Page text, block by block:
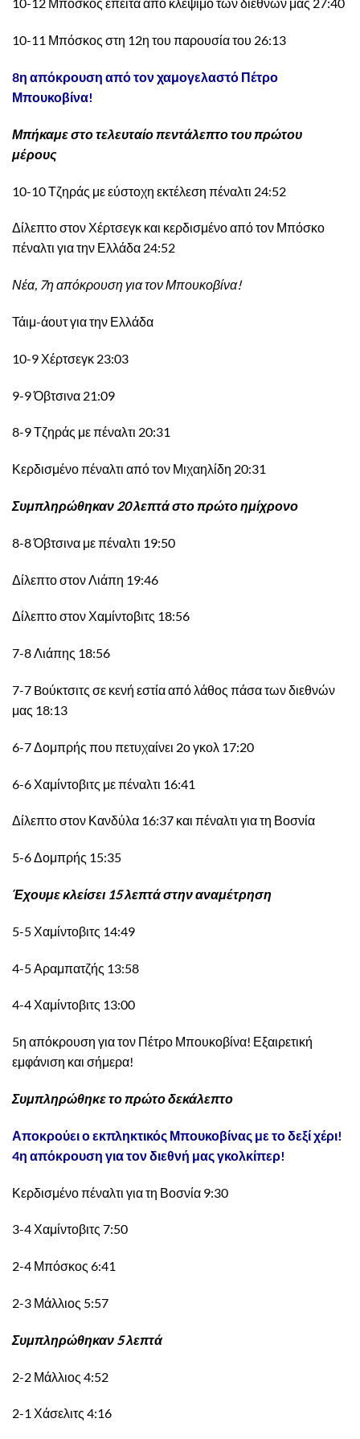
10-12 Μπόσκος έπειτα από κλέψιμο των διεθνών μας 27:40
10-11 Μπόσκος στη 12η του παρουσία του 26:13
8η απόκρουση από τον χαμογελαστό Πέτρο
Μπουκοβίνα!
Μπήκαμε στο τελευταίο πεντάλεπτο του πρώτου
μέρους
10-10 Τζηράς με εύστοχη εκτέλεση πέναλτι 24:52
Δίλεπτο στον Χέρτσεγκ και κερδισμένο από τον Μπόσκο
πέναλτι για την Ελλάδα 24:52
Νέα, 7η απόκρουση για τον Μπουκοβίνα!
Τάιμ-άουτ για την Ελλάδα
10-9 Χέρτσεγκ 23:03
9-9 Όβτσινα 21:09
8-9 Τζηράς με πέναλτι 20:31
Κερδισμένο πέναλτι από τον Μιχαηλίδη 20:31
Συμπληρώθηκαν 20 λεπτά στο πρώτο ημίχρονο
8-8 Όβτσινα με πέναλτι 19:50
Δίλεπτο στον Λιάπη 19:46
Δίλεπτο στον Χαμίντοβιτς 18:56
7-8 Λιάπης 18:56
7-7 Bούκτσιτς σε κενή εστία από λάθος πάσα των διεθνών
μας 18:13
6-7 Δομπρής που πετυχαίνει 2ο γκολ 17:20
6-6 Χαμίντοβιτς με πέναλτι 16:41
Δίλεπτο στον Κανδύλα 16:37 και πέναλτι για τη Βοσνία
5-6 Δομπρής 15:35
Έχουμε κλείσει 15 λεπτά στην αναμέτρηση
5-5 Χαμίντοβιτς 14:49
4-5 Αραμπατζής 13:58
4-4 Χαμίντοβιτς 13:00
5η απόκρουση για τον Πέτρο Μπουκοβίνα! Εξαιρετική
εμφάνιση και σήμερα!
Συμπληρώθηκε το πρώτο δεκάλεπτο
Αποκρούει ο εκπληκτικός Μπουκοβίνας με το δεξί χέρι!
4η απόκρουση για τον διεθνή μας γκολκίπερ!
Κερδισμένο πέναλτι για τη Βοσνία 9:30
3-4 Χαμίντοβιτς 7:50
2-4 Μπόσκος 6:41
2-3 Μάλλιος 5:57
Συμπληρώθηκαν 5 λεπτά
2-2 Μάλλιος 4:52
2-1 Χάσελιτς 4:16